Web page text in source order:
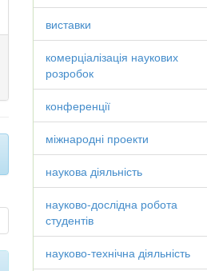
виставки
комерціалізація наукових
розробок
конференції
міжнародні проекти
наукова діяльність
науково-дослідна робота
студентів
науково-технічна діяльність